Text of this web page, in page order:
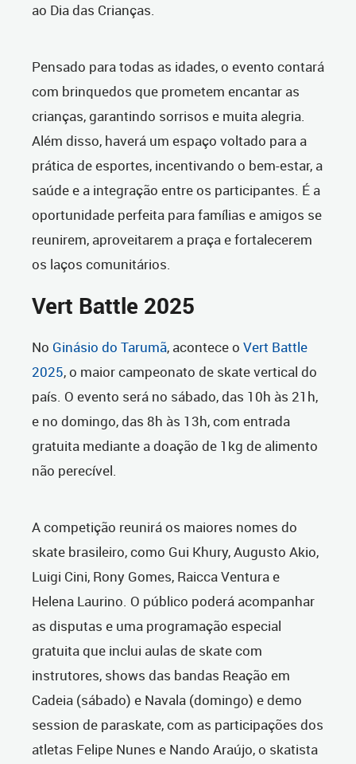
ao Dia das Crianças.
Pensado para todas as idades, o evento contará
com brinquedos que prometem encantar as
crianças, garantindo sorrisos e muita alegria.
Além disso, haverá um espaço voltado para a
prática de esportes, incentivando o bem-estar, a
saúde e a integração entre os participantes. É a
oportunidade perfeita para famílias e amigos se
reunirem, aproveitarem a praça e fortalecerem
os laços comunitários.
Vert Battle 2025
No Ginásio do Tarumã, acontece o Vert Battle
2025, o maior campeonato de skate vertical do
país. O evento será no sábado, das 10h às 21h,
e no domingo, das 8h às 13h, com entrada
gratuita mediante a doação de 1kg de alimento
não perecível.
A competição reunirá os maiores nomes do
skate brasileiro, como Gui Khury, Augusto Akio,
Luigi Cini, Rony Gomes, Raicca Ventura e
Helena Laurino. O público poderá acompanhar
as disputas e uma programação especial
gratuita que inclui aulas de skate com
instrutores, shows das bandas Reação em
Cadeia (sábado) e Navala (domingo) e demo
session de paraskate, com as participações dos
atletas Felipe Nunes e Nando Araújo, o skatista